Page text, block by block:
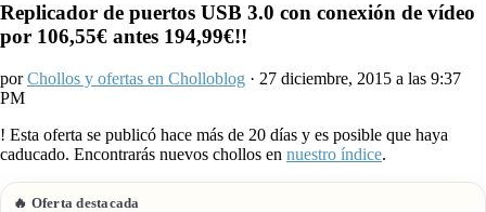
Replicador de puertos USB 3.0 con conexión de vídeo
por 106,55€ antes 194,99€!!
porChollos y ofertas en Cholloblog · 27 diciembre, 2015 a las 9:37
PM
! Esta oferta se publicó hace más de 20 días y es posible que haya
caducado. Encontrarás nuevos chollos en nuestro índice.
🔥 Oferta destacada